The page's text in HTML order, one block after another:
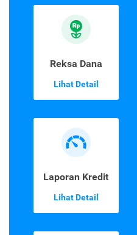
Reksa Dana
Lihat Detail
Laporan Kredit
Lihat Detail